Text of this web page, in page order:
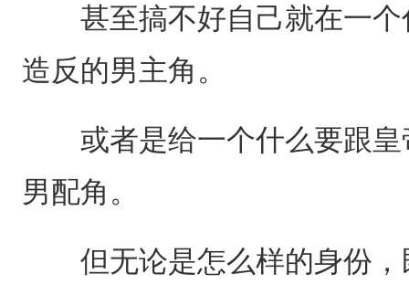
甚至搞不好自己就在一个
造反的男主角。
或者是给一个什么要跟皇
男配角。
但无论是怎么样的身份，